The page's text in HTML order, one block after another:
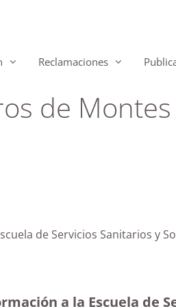
Reclamaciones
de
de Servicios Sanitarios y
a la Escuela de